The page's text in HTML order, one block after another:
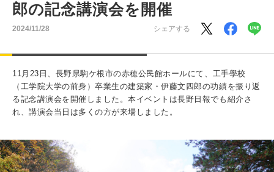
学部・大学院
研究・産学連携
キャンパス
郎の記念講演会を開催
2024/11/28 シェアする
11月23日、長野県駒ケ根市の赤穂公民館ホールにて、工手學校
（工学院大学の前身）卒業生の建築家・伊藤文四郎の功績を振り返
る記念講演会を開催しました。本イベントは長野日報でも紹介さ
れ、講演会当日は多くの方が来場しました。